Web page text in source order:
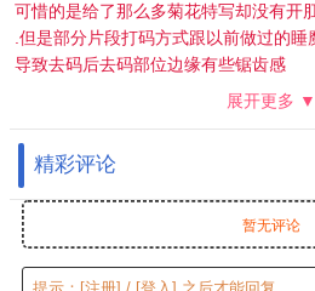
可惜的是给了那么多菊花特写却没有开
.但是部分片段打码方式跟以前做过的睡
导致去码后去码部位边缘有些锯齿感
用没有锯齿感的算法,去码部位细节又会
正戏开始就没有了
展开更多 ▼
精彩评论
暂无评论